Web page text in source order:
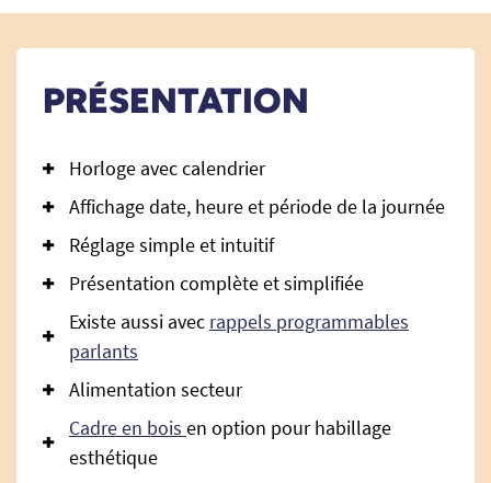
PRÉSENTATION
Horloge avec calendrier
Affichage date, heure et période de la journée
Réglage simple et intuitif
Présentation complète et simplifiée
Existe aussi avec rappels programmables
parlants
Alimentation secteur
Cadre en bois en option pour habillage
esthétique